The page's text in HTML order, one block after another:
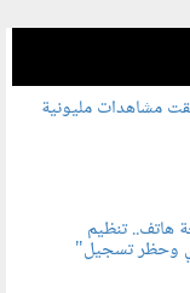
مشاهدات مليونية
بشريحة هاتف.. تنظيم
وحظر تسجيل"